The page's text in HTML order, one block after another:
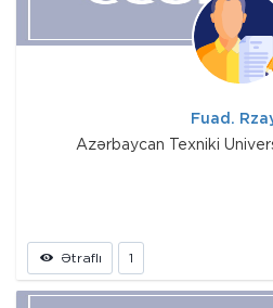
Fuad.
Azərbaycan Texniki
Ətraflı 1